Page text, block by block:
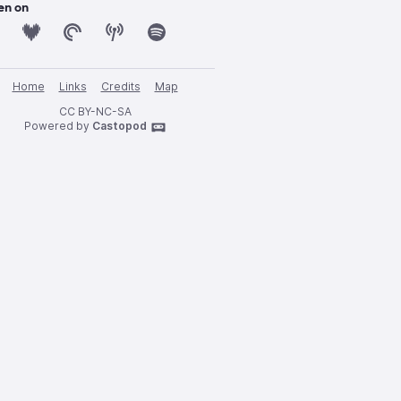
on
Home Links Credits
Map
CC BY-NC-SA
Powered by Castopod